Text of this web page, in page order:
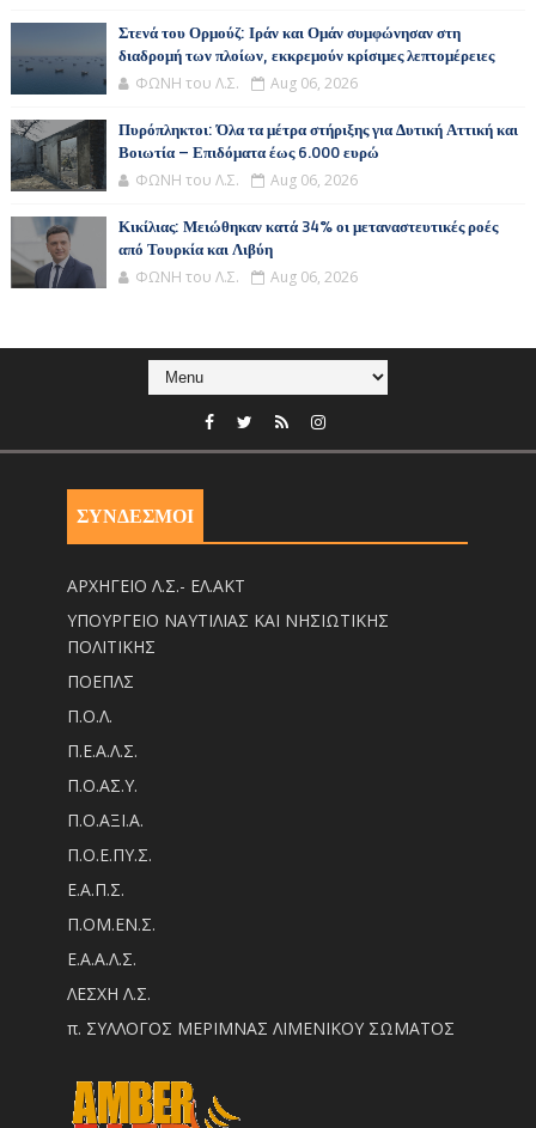
Στενά του Ορμούζ: Ιράν και Ομάν συμφώνησαν στη
διαδρομή των πλοίων, εκκρεμούν κρίσιμες λεπτομέρειες
ΦΩΝΗ του Λ.Σ. Aug 06, 2026
Πυρόπληκτοι: Όλα τα μέτρα στήριξης για Δυτική Αττική και
Βοιωτία – Επιδόματα έως 6.000 ευρώ
ΦΩΝΗ του Λ.Σ. Aug 06, 2026
Κικίλιας: Μειώθηκαν κατά 34% οι μεταναστευτικές ροές
από Τουρκία και Λιβύη
ΦΩΝΗ του Λ.Σ. Aug 06, 2026
ΣΥΝΔΕΣΜΟΙ
ΑΡΧΗΓΕΙΟ Λ.Σ.- ΕΛ.ΑΚΤ
ΥΠΟΥΡΓΕΙΟ ΝΑΥΤΙΛΙΑΣ ΚΑΙ ΝΗΣΙΩΤΙΚΗΣ
ΠΟΛΙΤΙΚΗΣ
ΠΟΕΠΛΣ
Π.Ο.Λ.
Π.Ε.Α.Λ.Σ.
Π.Ο.ΑΣ.Υ.
Π.Ο.ΑΞΙ.Α.
Π.Ο.Ε.ΠΥ.Σ.
Ε.Α.Π.Σ.
Π.ΟM.EN.Σ.
Ε.Α.Α.Λ.Σ.
ΛΕΣΧΗ Λ.Σ.
π. ΣΥΛΛΟΓΟΣ ΜΕΡΙΜΝΑΣ ΛΙΜΕΝΙΚΟΥ ΣΩΜΑΤΟΣ